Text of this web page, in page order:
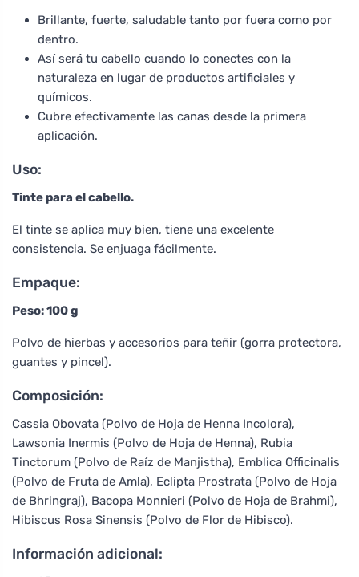
Brillante, fuerte, saludable tanto por fuera como por
dentro.
Así será tu cabello cuando lo conectes con la
naturaleza en lugar de productos artificiales y
químicos.
Cubre efectivamente las canas desde la primera
aplicación.
Uso:
Tinte para el cabello.
El tinte se aplica muy bien, tiene una excelente
consistencia. Se enjuaga fácilmente.
Empaque:
Peso: 100 g
Polvo de hierbas y accesorios para teñir (gorra protectora,
guantes y pincel).
Composición:
Cassia Obovata (Polvo de Hoja de Henna Incolora),
Lawsonia Inermis (Polvo de Hoja de Henna), Rubia
Tinctorum (Polvo de Raíz de Manjistha), Emblica Officinalis
(Polvo de Fruta de Amla), Eclipta Prostrata (Polvo de Hoja
de Bhringraj), Bacopa Monnieri (Polvo de Hoja de Brahmi),
Hibiscus Rosa Sinensis (Polvo de Flor de Hibisco).
Información adicional: